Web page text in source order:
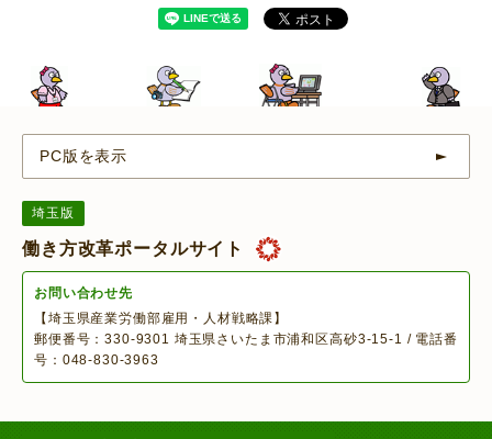
PC版を表示
埼玉版
働き方改革ポータルサイト
お問い合わせ先
【埼玉県産業労働部雇用・人材戦略課】
郵便番号：330-9301 埼玉県さいたま市浦和区高砂3-15-1 / 電話番
号：048-830-3963